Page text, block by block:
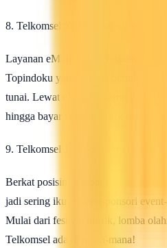
8. Telkomsel Sudah Punya Layanan
Layanan eMoney dari Telkomsel
Topindoku yang demen bertransaksi
tunai. Lewat eMoney, kamu bisa
hingga bayar tagihan listrik dengan
9. Telkomsel Jadi Sponsor Banyak
Berkat posisinya sebagai provider
jadi sering ikutan mensponsori
Mulai dari festival musik, lomba
Telkomsel ada di mana-mana!